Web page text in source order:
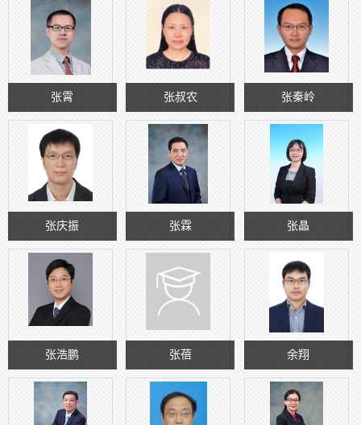
张霄 张叔农 张秦岭
张庆振 张霖 张晶
张浩鹏 张蓓 余翔